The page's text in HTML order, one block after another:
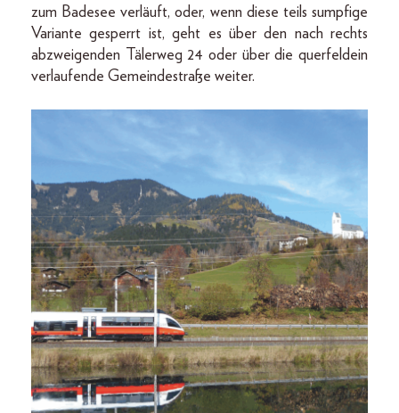
zum Badesee verläuft, oder, wenn diese teils sumpfige
Variante gesperrt ist, geht es über den nach rechts
abzweigenden Tälerweg 24 oder über die querfeldein
verlaufende Gemeindestraße weiter.